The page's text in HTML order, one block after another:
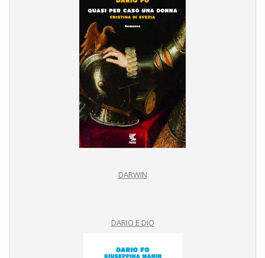
DARWIN
DARIO E DIO